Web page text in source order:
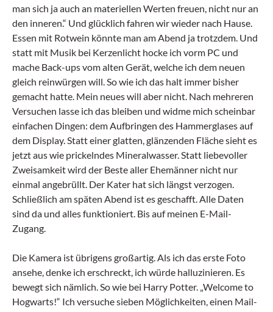
man sich ja auch an materiellen Werten freuen, nicht nur an
den inneren.“ Und glücklich fahren wir wieder nach Hause.
Essen mit Rotwein könnte man am Abend ja trotzdem. Und
statt mit Musik bei Kerzenlicht hocke ich vorm PC und
mache Back-ups vom alten Gerät, welche ich dem neuen
gleich reinwürgen will. So wie ich das halt immer bisher
gemacht hatte. Mein neues will aber nicht. Nach mehreren
Versuchen lasse ich das bleiben und widme mich scheinbar
einfachen Dingen: dem Aufbringen des Hammerglases auf
dem Display. Statt einer glatten, glänzenden Fläche sieht es
jetzt aus wie prickelndes Mineralwasser. Statt liebevoller
Zweisamkeit wird der Beste aller Ehemänner nicht nur
einmal angebrüllt. Der Kater hat sich längst verzogen.
Schließlich am späten Abend ist es geschafft. Alle Daten
sind da und alles funktioniert. Bis auf meinen E-Mail-
Zugang.
Die Kamera ist übrigens großartig. Als ich das erste Foto
ansehe, denke ich erschreckt, ich würde halluzinieren. Es
bewegt sich nämlich. So wie bei Harry Potter. „Welcome to
Hogwarts!“ Ich versuche sieben Möglichkeiten, einen Mail-